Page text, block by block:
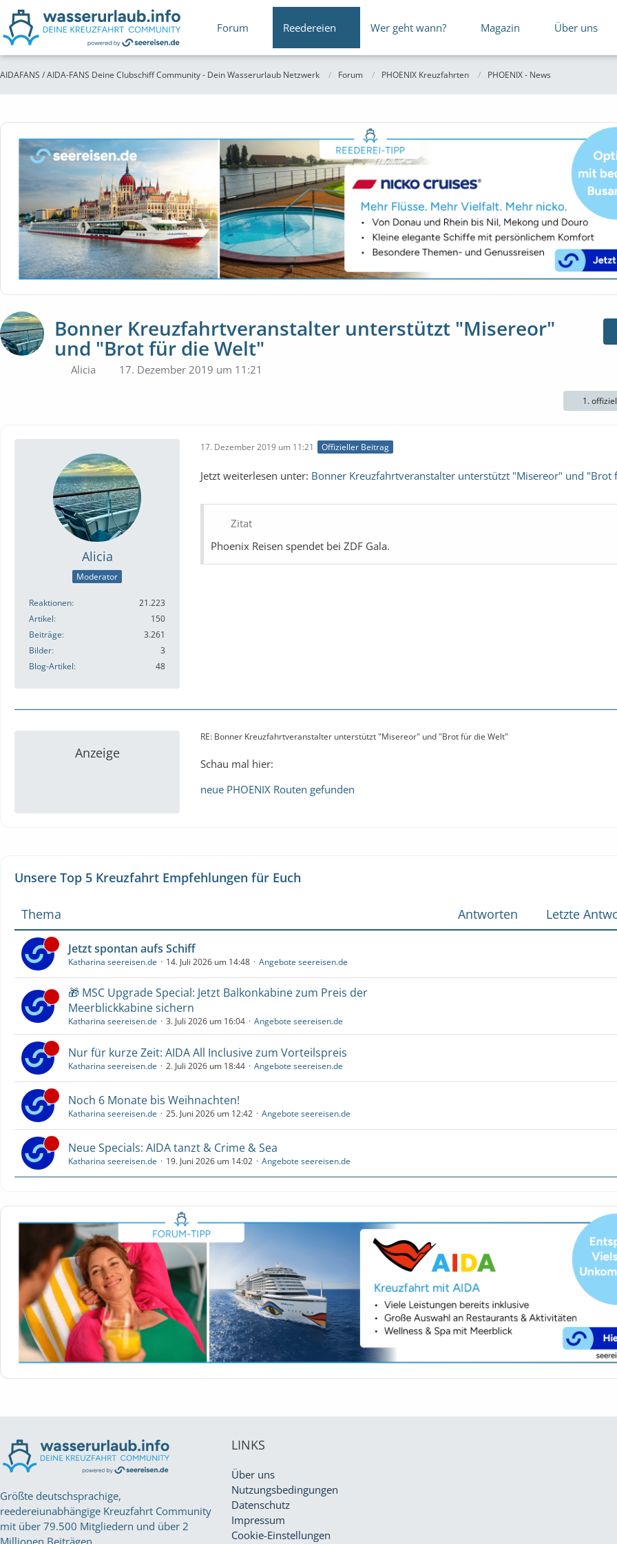
Forum Reedereien Wer geht wann? Magazin Über uns
AIDAFANS / AIDA-FANS Deine Clubschiff Community - Dein Wasserurlaub Netzwerk Forum PHOENIX Kreuzfahrten PHOENIX - News
Bonner Kreuzfahrtveranstalter unterstützt "Misereor"
und "Brot für die Welt"
Alicia 17. Dezember 2019 um 11:21
1.
Alicia
Moderator
Reaktionen
21.223
Artikel
150
Beiträge
3.261
Bilder
3
Blog-Artikel
48
17. Dezember 2019 um 11:21 Offizieller Beitrag
Jetzt weiterlesen unter: Bonner Kreuzfahrtveranstalter unterstützt "Misereor" und "Brot
Zitat
Phoenix Reisen spendet bei ZDF Gala.
Anzeige
RE: Bonner Kreuzfahrtveranstalter unterstützt "Misereor" und "Brot für die Welt"
Schau mal hier:
neue PHOENIX Routen gefunden
Unsere Top 5 Kreuzfahrt Empfehlungen für Euch
Thema Antworten Letzte
Jetzt spontan aufs Schiff
Katharina seereisen.de 14. Juli 2026 um 14:48 Angebote seereisen.de
🎁 MSC Upgrade Special: Jetzt Balkonkabine zum Preis der
Meerblickkabine sichern
Katharina seereisen.de 3. Juli 2026 um 16:04 Angebote seereisen.de
Nur für kurze Zeit: AIDA All Inclusive zum Vorteilspreis
Katharina seereisen.de 2. Juli 2026 um 18:44 Angebote seereisen.de
Noch 6 Monate bis Weihnachten!
Katharina seereisen.de 25. Juni 2026 um 12:42 Angebote seereisen.de
Neue Specials: AIDA tanzt & Crime & Sea
Katharina seereisen.de 19. Juni 2026 um 14:02 Angebote seereisen.de
Größte deutschsprachige,
reedereiunabhängige Kreuzfahrt Community
mit über 79.500 Mitgliedern und über 2
Millionen Beiträgen.
LINKS
Über uns
Nutzungsbedingungen
Datenschutz
Impressum
Cookie-Einstellungen